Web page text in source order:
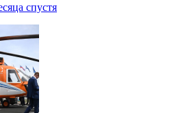
спустя